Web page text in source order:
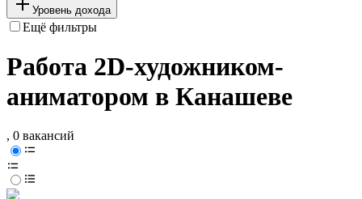
Уровень дохода
Ещё фильтры
Работа 2D-художником-
аниматором в Канашеве
, 0 вакансий